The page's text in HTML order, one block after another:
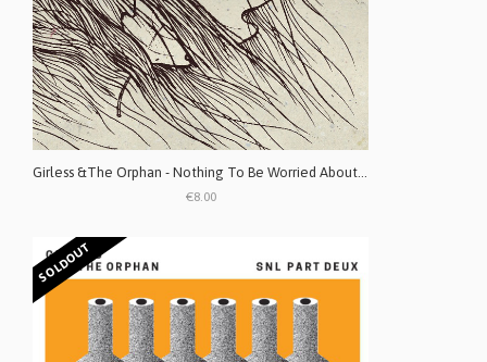
Girless &The Orphan - Nothing To Be Worried About Except Everything But You CD
€8.00
SOLDOUT